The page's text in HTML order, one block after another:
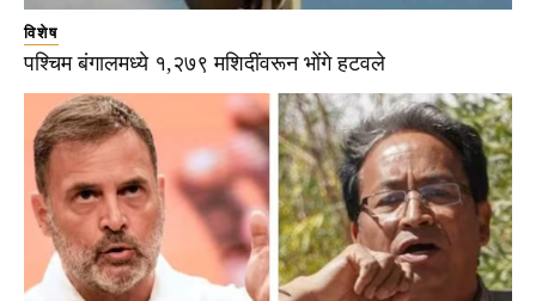
विशेष
पश्चिम बंगालमध्ये १,२७९ मशिदींवरून भोंगे हटवले